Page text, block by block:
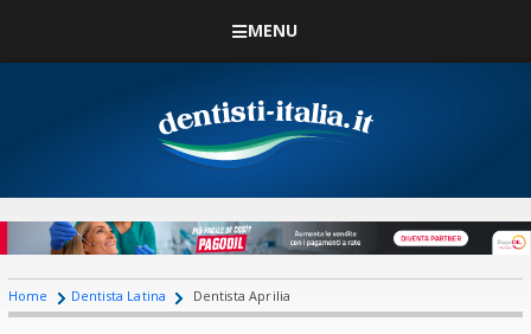
MENU
Home Dentista Latina Dentista Aprilia